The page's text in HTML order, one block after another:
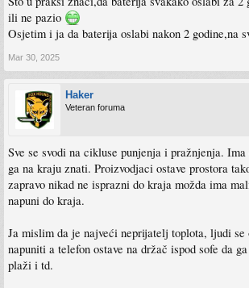
ili ne pazio
Osjetim i ja da baterija oslabi nakon 2 godine,na
Mar 30, 2025
Haker
Veteran foruma
Sve se svodi na cikluse punjenja i pražnjenja.
ga na kraju znati. Proizvodjaci ostave prostora
zapravo nikad ne isprazni do kraja možda ima
napuni do kraja.
Ja mislim da je najveći neprijatelj toplota, ljudi
napuniti a telefon ostave na držač ispod sofe da
plaži i td.